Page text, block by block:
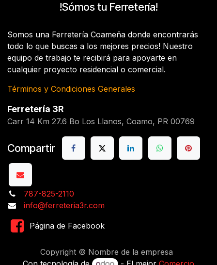
!Sómos tu Ferretería!
Somos una Ferretería Coameña donde encontrarás
todo lo que buscas a los mejores precios! Nuestro
equipo de trabajo te recibirá para apoyarte en
cualquier proyecto residencial o comercial.
Términos y Condiciones Generales
Ferretería 3R
Carr 14 Km 27.6 Bo Los Llanos, Coamo, PR 00769
Compartir
787-825-2110
info@ferreteria3r.com
Página de Facebook
Copyright © Nombre de la empresa